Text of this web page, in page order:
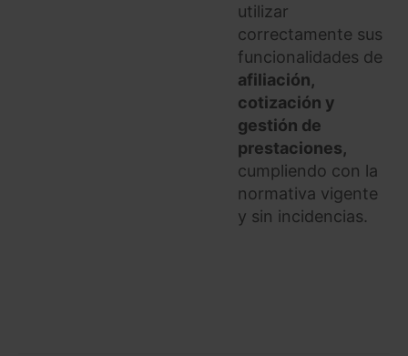
utilizar
correctamente sus
funcionalidades de
afiliación,
cotización y
gestión de
prestaciones,
cumpliendo con la
normativa vigente
y sin incidencias.